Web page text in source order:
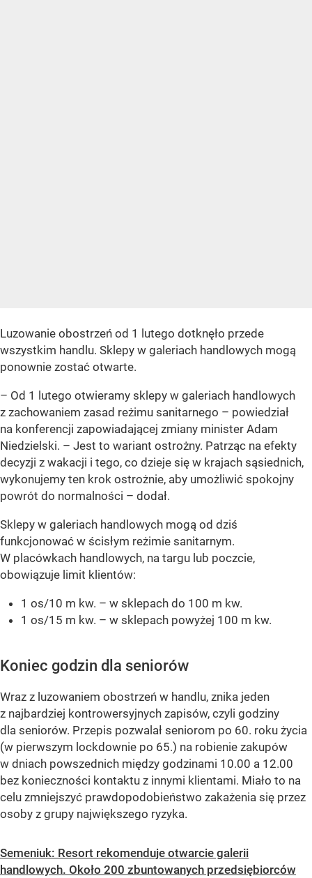
Luzowanie obostrzeń od 1 lutego dotknęło przede
wszystkim handlu. Sklepy w galeriach handlowych mogą
ponownie zostać otwarte.
– Od 1 lutego otwieramy sklepy w galeriach handlowych
z zachowaniem zasad reżimu sanitarnego – powiedział
na konferencji zapowiadającej zmiany minister Adam
Niedzielski. – Jest to wariant ostrożny. Patrząc na efekty
decyzji z wakacji i tego, co dzieje się w krajach sąsiednich,
wykonujemy ten krok ostrożnie, aby umożliwić spokojny
powrót do normalności – dodał.
Sklepy w galeriach handlowych mogą od dziś
funkcjonować w ścisłym reżimie sanitarnym.
W placówkach handlowych, na targu lub poczcie,
obowiązuje limit klientów:
1 os/10 m kw. – w sklepach do 100 m kw.
1 os/15 m kw. – w sklepach powyżej 100 m kw.
Koniec godzin dla seniorów
Wraz z luzowaniem obostrzeń w handlu, znika jeden
z najbardziej kontrowersyjnych zapisów, czyli godziny
dla seniorów. Przepis pozwalał seniorom po 60. roku życia
(w pierwszym lockdownie po 65.) na robienie zakupów
w dniach powszednich między godzinami 10.00 a 12.00
bez konieczności kontaktu z innymi klientami. Miało to na
celu zmniejszyć prawdopodobieństwo zakażenia się przez
osoby z grupy największego ryzyka.
Semeniuk: Resort rekomenduje otwarcie galerii
handlowych. Około 200 zbuntowanych przedsiębiorców